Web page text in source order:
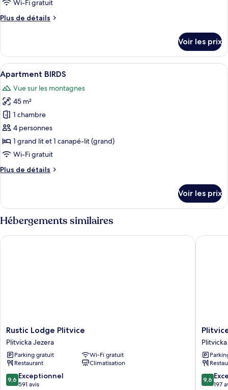
chambre :
BIRDS
Wi-Fi gratuit
Plus de détails
Plus
le
type
de
chambre
Deluxe
Room
BIRDS
Voir les prix
Afficher
toutes
les
photos
pour
ce
type
de
chambre :
Apartment
Un salon moderne comprenant un
10
Apartment BIRDS
Vue sur les montagnes
45 m²
1 chambre
4 personnes
1 grand lit et 1 canapé-lit (grand)
Wi-Fi gratuit
Plus de détails
Plus
le
type
de
Apartment
Voir les prix
Hébergements similaires
Rustic
Lodge
Plitvice
Plitvicka
Jezera
Rustic Lodge Plitvice
Plitvicka Jezera
Parking gratuit
Wi-Fi gratuit
Restaurant
Climatisation
9.6
sur
9,6 Exceptionnel
591 avis
Rustic Lodge Plitvice
Plitvice
Green
Valley
Plitvicka
Jezera
9.6
sur
9,6
197
Plitvice